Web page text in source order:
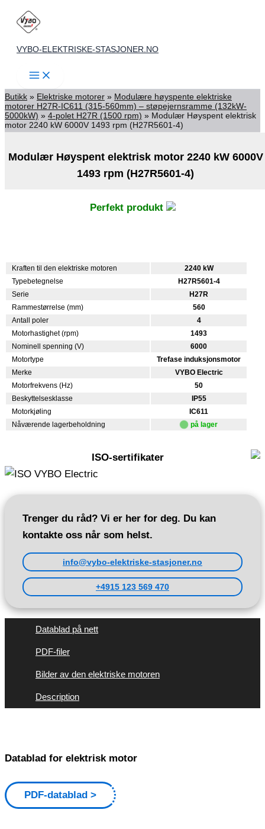
Skip
content
VYBO-ELEKTRISKE-STASJONER.NO
Butikk » Elektriske motorer » Modulære høyspente elektriske
motorer H27R-IC611 (315-560mm) – støpejernsramme (132kW-
5000kW) » 4-polet H27R (1500 rpm) » Modulær Høyspent elektrisk
motor 2240 kW 6000V 1493 rpm (H27R5601-4)
Modulær Høyspent elektrisk motor 2240 kW 6000V
1493 rpm (H27R5601-4)
Perfekt produkt
Kraften til den elektriske motoren
2240 kW
Typebetegnelse
H27R5601-4
Serie
H27R
Rammestørrelse (mm)
560
Antall poler
4
Motorhastighet (rpm)
1493
Nominell spenning (V)
6000
Motortype
Trefase induksjonsmotor
Merke
VYBO Electric
Motorfrekvens (Hz)
50
Beskyttelsesklasse
IP55
Motorkjøling
IC611
Nåværende lagerbeholdning
på lager
ISO-sertifikater
Trenger du råd? Vi er her for deg. Du kan
kontakte oss når som helst.
info@vybo-elektriske-stasjoner.no
+4915 123 569 470
Datablad på nett
PDF-filer
Bilder av den elektriske motoren
Description
Datablad for elektrisk motor
PDF-datablad